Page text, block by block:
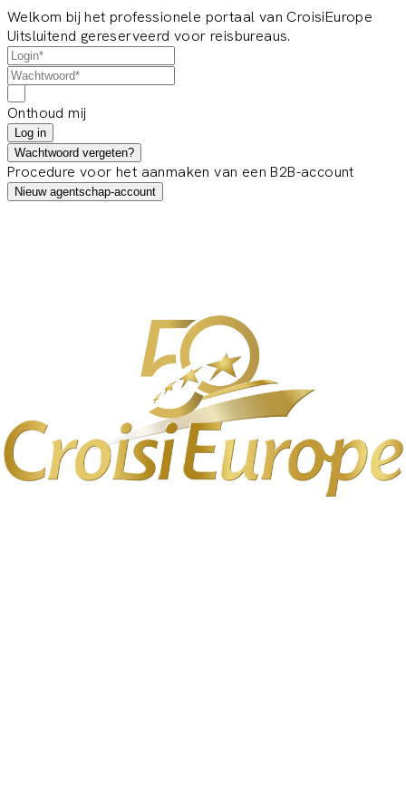
Welkom bij het professionele portaal van CroisiEurope
Uitsluitend gereserveerd voor reisbureaus.
Onthoud mij
Log in
Wachtwoord vergeten?
Procedure voor het aanmaken van een B2B-account
Nieuw agentschap-account